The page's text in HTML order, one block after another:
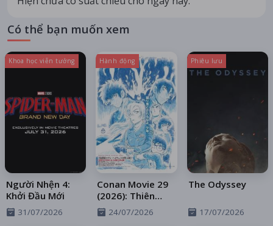
Có thể bạn muốn xem
Khoa học viễn tưởng
Người Nhện 4:
Khởi Đầu Mới
31/07/2026
Hành động
Conan Movie 29
(2026): Thiên
Thần Sa Ngã
Trên Xa Lộ
24/07/2026
Phiêu lưu
The Odyssey
17/07/2026